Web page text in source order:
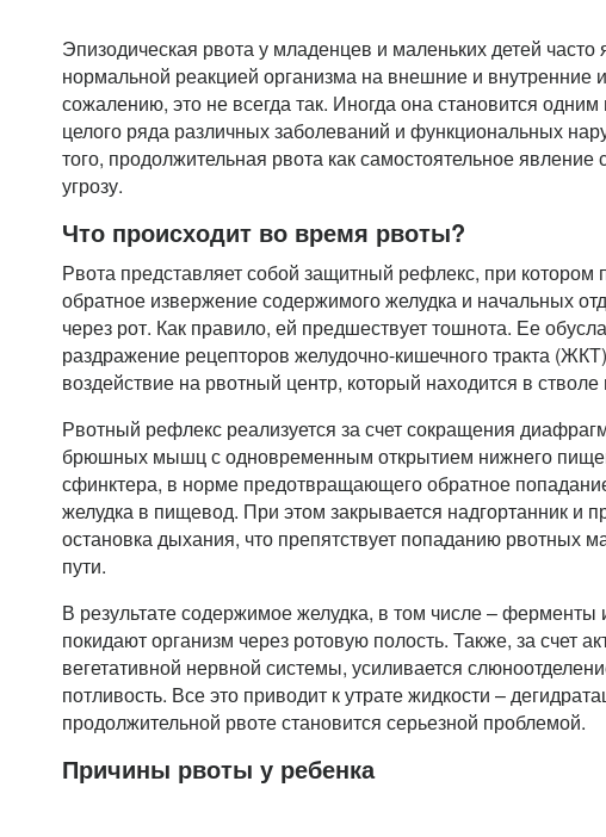
Эпизодическая рвота у младенцев и маленьких детей часто
нормальной реакцией организма на внешние и внутренние
сожалению, это не всегда так. Иногда она становится одним
целого ряда различных заболеваний и функциональных
того, продолжительная рвота как самостоятельное явление
угрозу.
Что происходит во время рвоты?
Рвота представляет собой защитный рефлекс, при котором
обратное извержение содержимого желудка и начальных
через рот. Как правило, ей предшествует тошнота. Ее
раздражение рецепторов желудочно-кишечного тракта
воздействие на рвотный центр, который находится в стволе
Рвотный рефлекс реализуется за счет сокращения
брюшных мышц с одновременным открытием нижнего
сфинктера, в норме предотвращающего обратное
желудка в пищевод. При этом закрывается надгортанник и
остановка дыхания, что препятствует попаданию рвотных
пути.
В результате содержимое желудка, в том числе – ферменты
покидают организм через ротовую полость. Также, за счет
вегетативной нервной системы, усиливается
потливость. Все это приводит к утрате жидкости –
продолжительной рвоте становится серьезной проблемой.
Причины рвоты у ребенка